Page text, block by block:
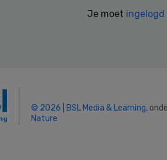
Je moet ingelogd
© 2026 | BSL Media & Learning,
Nature